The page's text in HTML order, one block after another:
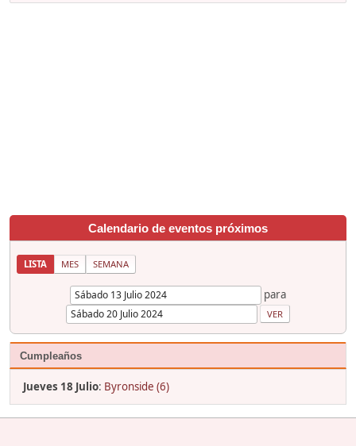
Calendario de eventos próximos
LISTA MES SEMANA
para
Cumpleaños
Jueves 18 Julio: Byronside (6)